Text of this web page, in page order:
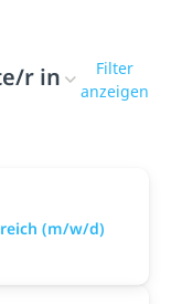
r in
Filter
anzeigen
(m/w/d)